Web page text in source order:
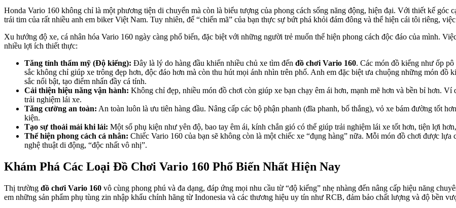
Honda Vario 160 không chỉ là một phương tiện di chuyển mà còn là biểu tượng của phong cách sống năng động, hiện đại. Với thiết kế góc
trái tim của rất nhiều anh em biker Việt Nam. Tuy nhiên, để “chiến mã” của bạn thực sự bứt phá khỏi đám đông và thể hiện cái tôi riêng,
Xu hướng độ xe, cá nhân hóa Vario 160 ngày càng phổ biến, đặc biệt với những người trẻ muốn thể hiện phong cách độc đáo của mình.
nhiều lợi ích thiết thực:
Tăng tính thẩm mỹ (Độ kiểng): Đây là lý do hàng đầu khiến nhiều chủ xe tìm đến đồ chơi Vario 160. Các món đồ kiểng như ốp
sắc không chỉ giúp xe trông đẹp hơn, độc đáo hơn mà còn thu hút mọi ánh nhìn trên phố. Anh em đặc biệt ưa chuộng những món đồ
sắc nổi bật, tạo điểm nhấn đầy cá tính.
Cải thiện hiệu năng vận hành: Không chỉ đẹp, nhiều món đồ chơi còn giúp xe bạn chạy êm ái hơn, mạnh mẽ hơn và bền bỉ hơn.
trải nghiệm lái xe.
Tăng cường an toàn: An toàn luôn là ưu tiên hàng đầu. Nâng cấp các bộ phận phanh (đĩa phanh, bố thắng), vỏ xe bám đường tốt
kiện.
Tạo sự thoải mái khi lái: Một số phụ kiện như yên độ, bao tay êm ái, kính chắn gió có thể giúp trải nghiệm lái xe tốt hơn, tiện lợi
Thể hiện phong cách cá nhân: Chiếc Vario 160 của bạn sẽ không còn là một chiếc xe “đụng hàng” nữa. Mỗi món đồ chơi được lựa
nghệ thuật di động, “độc nhất vô nhị”.
Khám Phá Các Loại Đồ Chơi Vario 160 Phổ Biến Nhất Hiện Nay
Thị trường đồ chơi Vario 160 vô cùng phong phú và đa dạng, đáp ứng mọi nhu cầu từ “độ kiểng” nhẹ nhàng đến nâng cấp hiệu năng
em những sản phẩm phụ tùng zin nhập khẩu chính hãng từ Indonesia và các thương hiệu uy tín như RCB, đảm bảo chất lượng và độ bền